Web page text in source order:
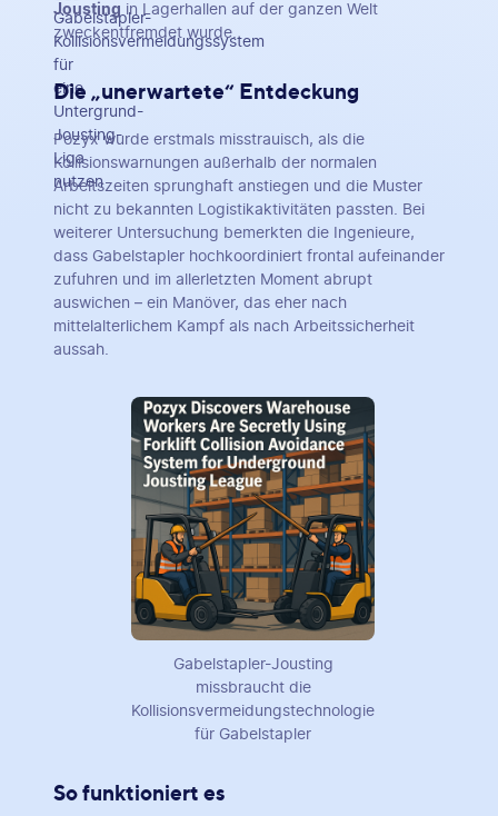
Jousting in Lagerhallen auf der ganzen Welt
zweckentfremdet wurde.
Die „unerwartete“ Entdeckung
Pozyx wurde erstmals misstrauisch, als die
Kollisionswarnungen außerhalb der normalen
Arbeitszeiten sprunghaft anstiegen und die Muster
nicht zu bekannten Logistikaktivitäten passten. Bei
weiterer Untersuchung bemerkten die Ingenieure,
dass Gabelstapler hochkoordiniert frontal aufeinander
zufuhren und im allerletzten Moment abrupt
auswichen – ein Manöver, das eher nach
mittelalterlichem Kampf als nach Arbeitssicherheit
aussah.
Gabelstapler-Jousting
missbraucht die
Kollisionsvermeidungstechnologie
für Gabelstapler
So funktioniert es